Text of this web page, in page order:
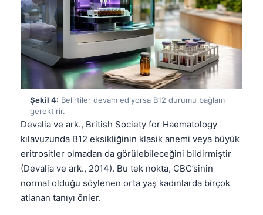
Şekil 4: Belirtiler devam ediyorsa B12 durumu bağlam
gerektirir.
Devalia ve ark., British Society for Haematology
kılavuzunda B12 eksikliğinin klasik anemi veya büyük
eritrositler olmadan da görülebileceğini bildirmiştir
(Devalia ve ark., 2014). Bu tek nokta, CBC’sinin
normal olduğu söylenen orta yaş kadınlarda birçok
atlanan tanıyı önler.